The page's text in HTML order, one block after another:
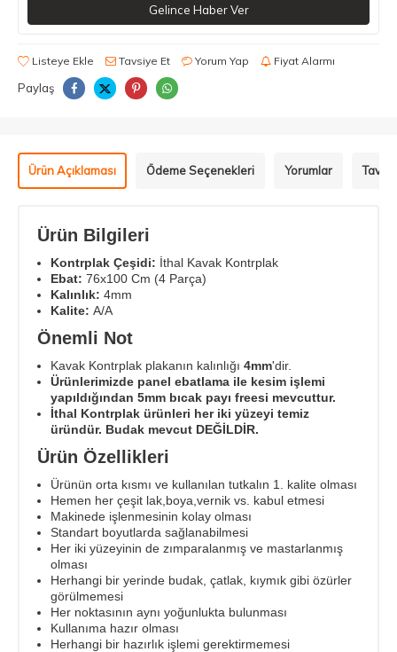
Gelince Haber Ver
Listeye Ekle Tavsiye Et Yorum Yap Fiyat Alarmı
Paylaş
Ürün Açıklaması Ödeme Seçenekleri Yorumlar
Ürün Bilgileri
Kontrplak Çeşidi: İthal Kavak Kontrplak
Ebat: 76x100 Cm (4 Parça)
Kalınlık: 4mm
Kalite: A/A
Önemli Not
Kavak Kontrplak plakanın kalınlığı 4mm'dir.
Ürünlerimizde panel ebatlama ile kesim işlemi
yapıldığından 5mm bıcak payı freesi mevcuttur.
İthal Kontrplak ürünleri her iki yüzeyi temiz
üründür. Budak mevcut DEĞİLDİR.
Ürün Özellikleri
Ürünün orta kısmı ve kullanılan tutkalın 1. kalite olması
Hemen her çeşit lak,boya,vernik vs. kabul etmesi
Makinede işlenmesinin kolay olması
Standart boyutlarda sağlanabilmesi
Her iki yüzeyinin de zımparalanmış ve mastarlanmış
olması
Herhangi bir yerinde budak, çatlak, kıymık gibi özürler
görülmemesi
Her noktasının aynı yoğunlukta bulunması
Kullanıma hazır olması
Herhangi bir hazırlık işlemi gerektirmemesi